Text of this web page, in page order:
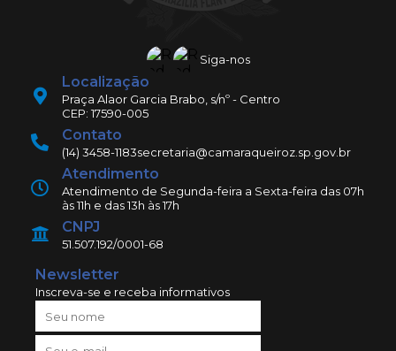
Siga-nos
Localização
Praça Alaor Garcia Brabo, s/nº - Centro
CEP: 17590-005
Contato
(14) 3458-1183secretaria@camaraqueiroz.sp.gov.br
Atendimento
Atendimento de Segunda-feira a Sexta-feira das 07h
às 11h e das 13h às 17h
CNPJ
51.507.192/0001-68
Newsletter
Inscreva-se e receba informativos